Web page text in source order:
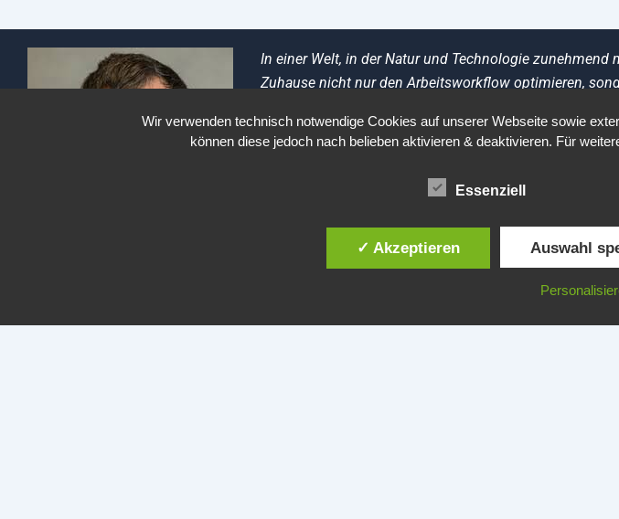
In einer Welt, in der Natur und Technologie
Zuhause nicht nur den Arbeitsworkflow optimieren,
© 2025 by
Wir verwenden technisch notwendige Cookies auf unserer Webseite sowie
können diese jedoch nach belieben aktivieren & deaktivieren. Für
Essenziell
✓ Akzeptieren Auswahl